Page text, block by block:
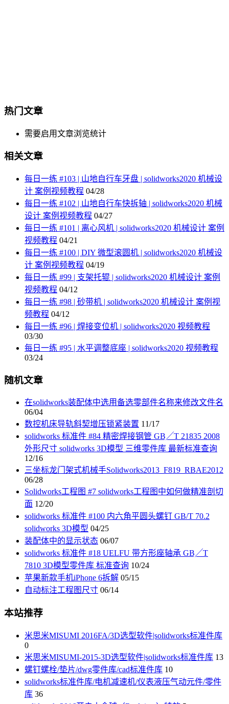
热门文章
需要启用文章浏览统计
相关文章
每日一练 #103 | 山地自行车牙盘 | solidworks2020 机械设
计 案例视频教程 04/28
每日一练 #102 | 山地自行车快拆轴 | solidworks2020 机械
设计 案例视频教程 04/27
每日一练 #101 | 离心风机 | solidworks2020 机械设计 案例
视频教程 04/21
每日一练 #100 | DIY 微型滚圆机 | solidworks2020 机械设
计 案例视频教程 04/19
每日一练 #99 | 支架托辊 | solidworks2020 机械设计 案例
视频教程 04/12
每日一练 #98 | 砂带机 | solidworks2020 机械设计 案例视
频教程 04/12
每日一练 #96 | 焊接变位机 | solidworks2020 视频教程
03/30
每日一练 #95 | 水平调整底座 | solidworks2020 视频教程
03/24
随机文章
在solidworks装配体中选用备选零部件名称来修改文件名
06/04
数控机床导轨斜契增压锁紧装置 11/17
solidworks 标准件 #84 精密焊接钢管 GB╱T 21835 2008
外形尺寸 solidworks 3D模型 三维零件库 最新标准查询
12/16
三坐标龙门架式机械手Solidworks2013_F819_RBAE2012
06/28
Solidworks工程图 #7 solidworks工程图中如何做精准剖切
面 12/20
solidworks 标准件 #100 内六角平圆头螺钉 GB/T 70.2
solidworks 3D模型 04/25
装配体中的显示状态 06/07
solidworks 标准件 #18 UELFU 带方形座轴承 GB╱T
7810 3D模型零件库 标准查询 10/24
苹果新款手机iPhone 6拆解 05/15
自动标注工程图尺寸 06/14
本站推荐
米思米MISUMI 2016FA/3D选型软件|solidworks标准件库
0
米思米MISUMI-2015-3D选型软件|solidworks标准件库 13
螺钉螺栓/垫片/dwg零件库/cad标准件库 10
solidworks标准件库/电机减速机/仪表液压气动元件/零件
库 36